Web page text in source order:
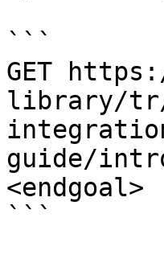
```
GET
library/
guide/
<endgoal>
```